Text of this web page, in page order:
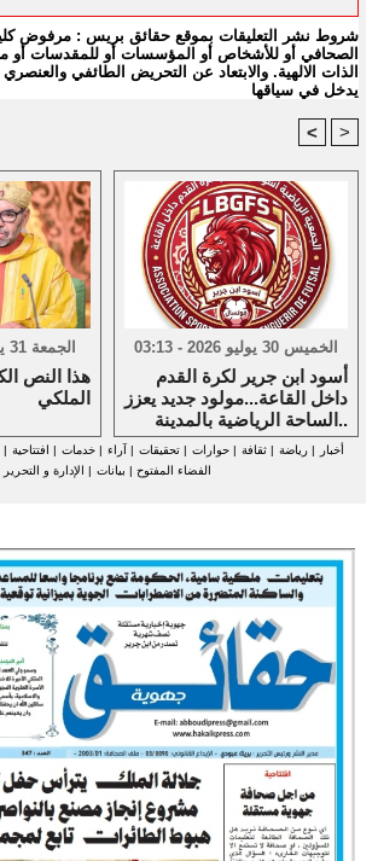
شروط نشر التعليقات بموقع حقائق بريس : مرفوض كليا
الصحافي أو للأشخاص أو المؤسسات أو للمقدسات أو
الذات الالهية. والابتعاد عن التحريض الطائفي
يدخل في سياقها
< >
الجمعة 31 يوليو 2026 - 03:11
هذا النص
الملكي
الخميس 30 يوليو 2026 - 03:13
أسود ابن جرير لكرة القدم
داخل القاعة...مولود جديد يعزز
الساحة الرياضية بالمدينة..
أخبار |رياضة |ثقافة |حوارات |تحقيقات | آراء |خدمات | افتتاحية |
الفضاء المفتوح | بيانات | الإدارة و التحرير